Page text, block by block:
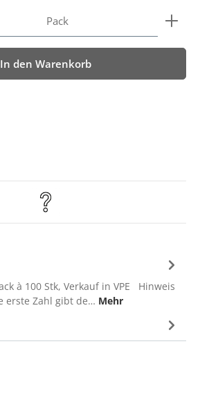
Gib den gewünschten Wert ein
Pack
In den Warenkorb
à 100 Stk, Verkauf in VPE Hinweis
erste Zahl gibt de… Mehr